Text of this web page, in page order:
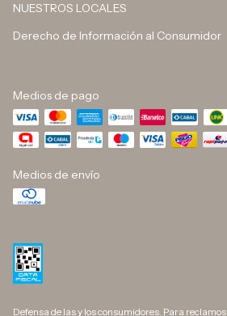
NUESTROS LOCALES
Derecho de Información al Consumidor
Medios de pago
Medios de envío
Defensa de las y los consumidores. Para reclamos